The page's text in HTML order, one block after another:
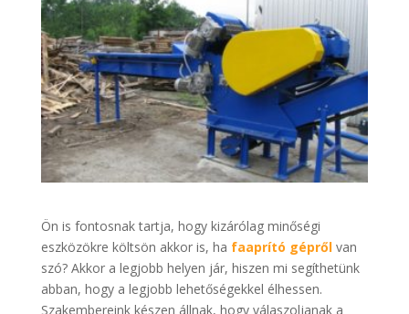
Ön is fontosnak tartja, hogy kizárólag minőségi
eszközökre költsön akkor is, ha faaprító géprőlvan
szó? Akkor a legjobb helyen jár, hiszen mi segíthetünk
abban, hogy a legjobb lehetőségekkel élhessen.
Szakembereink készen állnak, hogy válaszoljanak a